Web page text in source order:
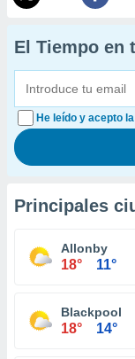
El Tiempo en
He leído y acepto
Principales
Allonby
18° 11°
Blackpool
18° 14°